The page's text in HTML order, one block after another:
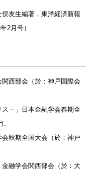
俣友生編著，東洋経済新報
2月号）.
関西部会（於：神戸国際会
ス－」日本金融学会春期全
.
会秋期全国大会（於：神戸
金融学会関西部会（於：大